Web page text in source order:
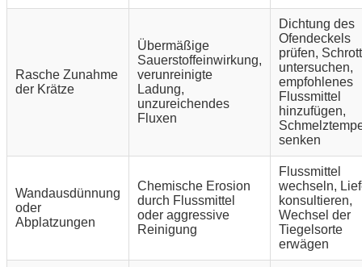
Rasche Zunahme
der Krätze
Übermäßige
Sauerstoffeinwirkung,
verunreinigte
Ladung,
unzureichendes
Fluxen
Dichtung des
Ofendeckels
prüfen, Schrott
untersuchen,
empfohlenes
Flussmittel
hinzufügen,
senken
Wandausdünnung
oder
Abplatzungen
Chemische Erosion
durch Flussmittel
oder aggressive
Reinigung
Flussmittel
wechseln,
konsultieren,
Wechsel der
Tiegelsorte
erwägen